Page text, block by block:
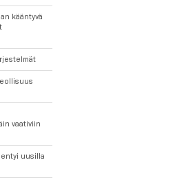
kääntyvä
vaativiin
uusilla